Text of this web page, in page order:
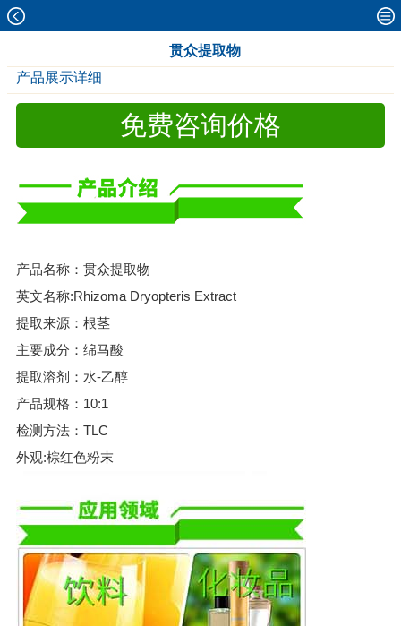
贯众提取物
产品展示详细
免费咨询价格
产品名称：贯众提取物
英文名称:Rhizoma Dryopteris Extract
提取来源：根茎
主要成分：绵马酸
提取溶剂：水-乙醇
产品规格：10:1
检测方法：TLC
外观:棕红色粉末